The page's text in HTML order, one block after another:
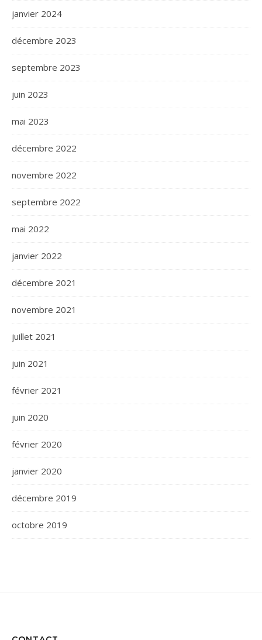
janvier 2024
décembre 2023
septembre 2023
juin 2023
mai 2023
décembre 2022
novembre 2022
septembre 2022
mai 2022
janvier 2022
décembre 2021
novembre 2021
juillet 2021
juin 2021
février 2021
juin 2020
février 2020
janvier 2020
décembre 2019
octobre 2019